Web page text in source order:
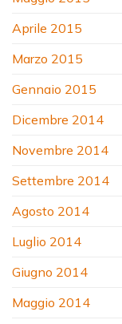
Aprile 2015
Marzo 2015
Gennaio 2015
Dicembre 2014
Novembre 2014
Settembre 2014
Agosto 2014
Luglio 2014
Giugno 2014
Maggio 2014